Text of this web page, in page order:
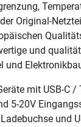
Original-
und
und
mit USB-C /
5-20V
und